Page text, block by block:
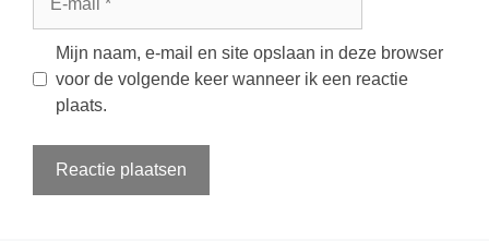
Mijn naam, e-mail en site opslaan in deze browser
voor de volgende keer wanneer ik een reactie
plaats.